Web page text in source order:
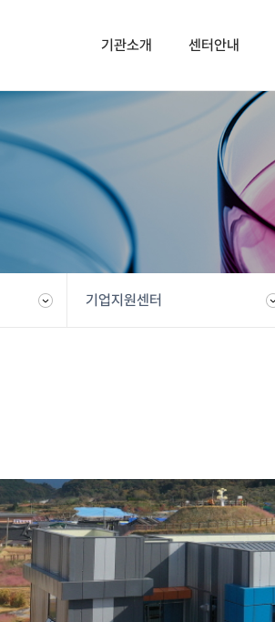
기관소개
기관소개
인사말
조직도
CI소개
센터안내
발효미생물산업화센터
기업지원센터
유용미생물은행
기업지원센터